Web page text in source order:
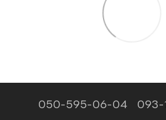
050-595-06-04 093-